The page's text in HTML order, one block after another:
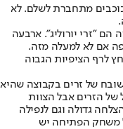
מתחברת לשלם. לא
״זרי יורוליג״. ארבעה
אם לא למעלה מזה.
לרף הציפיות הגבוה
של זרים בקבוצה שהיא
של הזרים אבל הצוות
גדולה וגם לנפילה
משחק הפתיחה יש